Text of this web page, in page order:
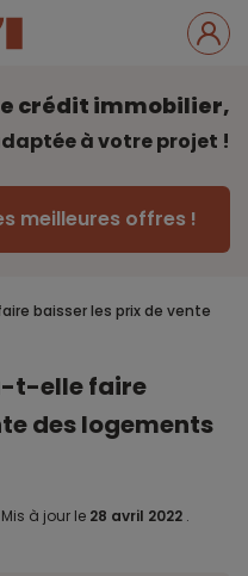
crédit immobilier,
à votre projet !
meilleures offres !
baisser les prix de vente
t-elle faire
des logements
Mis à jour le 28 avril 2022 .